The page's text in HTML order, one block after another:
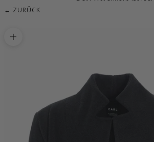
← ZURÜCK
Bild vergrößern